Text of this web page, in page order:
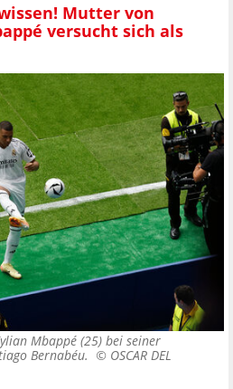
Mutter von
versucht sich als
Mbappé (25) bei seiner
Bernabéu. © OSCAR DEL